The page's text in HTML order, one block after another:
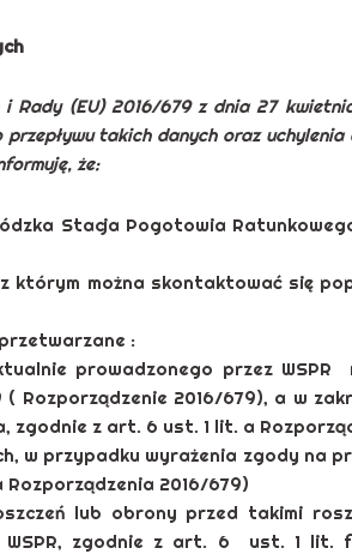
(EU) 2016/679 z dnia 27
takich danych oraz
że:
Stacja Pogotowia
którym można skontaktować się
:
prowadzonego przez
2016/679), a w
z art. 6 ust. 1 lit. a
w przypadku wyrażenia zgody na
2016/679)
lub obrony przed takimi
zgodnie z art. 6 ust. 1 lit. f